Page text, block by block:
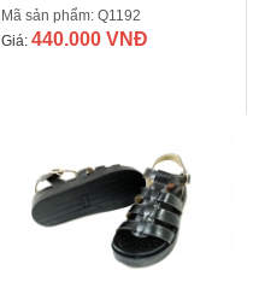
Mã sản phẩm: Q1192
Giá: 440.000 VNĐ